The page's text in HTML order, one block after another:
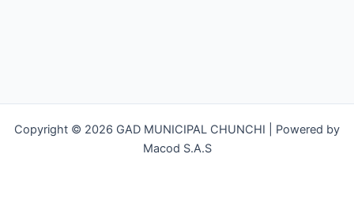
Copyright © 2026 GAD MUNICIPAL CHUNCHI | Powered by
Macod S.A.S